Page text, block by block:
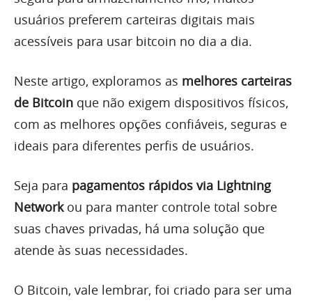
usuários preferem carteiras digitais mais
acessíveis para usar bitcoin no dia a dia.
Neste artigo, exploramos as melhores carteiras
de Bitcoin que não exigem dispositivos físicos,
com as melhores opções confiáveis, seguras e
ideais para diferentes perfis de usuários.
Seja para pagamentos rápidos via Lightning
Networkou para manter controle total sobre
suas chaves privadas, há uma solução que
atende às suas necessidades.
O Bitcoin, vale lembrar, foi criado para ser uma